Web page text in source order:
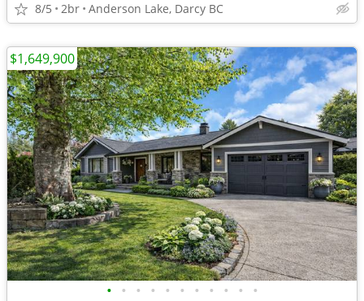
8/5 2br Anderson Lake, Darcy BC
• • • • • • • • • • •
$1,649,900